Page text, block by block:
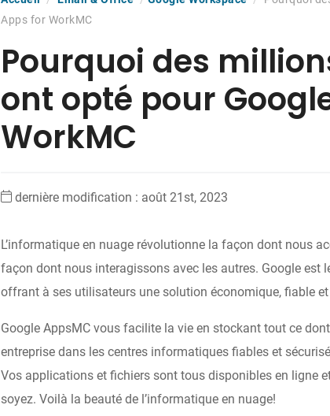
Apps for WorkMC
Pourquoi des
ont opté pour
WorkMC
dernière modification : août 21st, 2023
L’informatique en nuage révolutionne la façon dont nous
façon dont nous interagissons avec les autres. Google est
offrant à ses utilisateurs une solution économique, fiable
Google AppsMC vous facilite la vie en stockant tout ce
entreprise dans les centres informatiques fiables et
Vos applications et fichiers sont tous disponibles en ligne
soyez. Voilà la beauté de l’informatique en nuage!